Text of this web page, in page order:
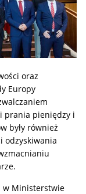
oraz
Europy
prania pieniędzy i
były również
odzyskiwania
w Ministerstwie